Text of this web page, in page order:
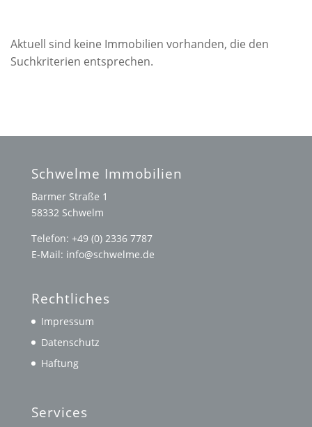
Aktuell sind keine Immobilien vorhanden, die den
Suchkriterien entsprechen.
Schwelme Immobilien
Barmer Straße 1
58332 Schwelm
Telefon: +49 (0) 2336 7787
E-Mail: info@schwelme.de
Rechtliches
Impressum
Datenschutz
Haftung
Services